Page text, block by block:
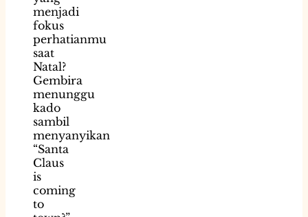
menjadi
fokus
perhatianmu
saat
Natal?
Gembira
menunggu
kado
sambil
menyanyikan
“Santa
Claus
is
coming
to